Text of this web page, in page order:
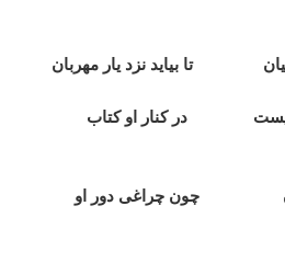
تا بيايد نزد يار مهربان
در کنار او کتاب
چون چراغی دور او